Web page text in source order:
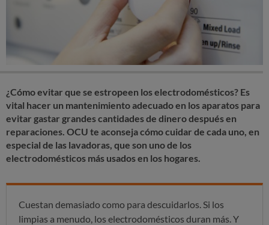
¿Cómo evitar que se estropeen los electrodomésticos? Es
vital hacer un mantenimiento adecuado en los aparatos para
evitar gastar grandes cantidades de dinero después en
reparaciones. OCU te aconseja cómo cuidar de cada uno, en
especial de las lavadoras, que son uno de los
electrodomésticos más usados en los hogares.
Cuestan demasiado como para descuidarlos. Si los
limpias a menudo, los electrodomésticos duran más. Y